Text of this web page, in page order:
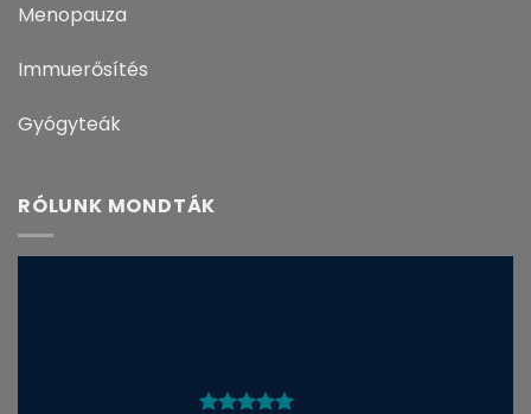
Menopauza
Immuerősítés
Gyógyteák
RÓLUNK MONDTÁK